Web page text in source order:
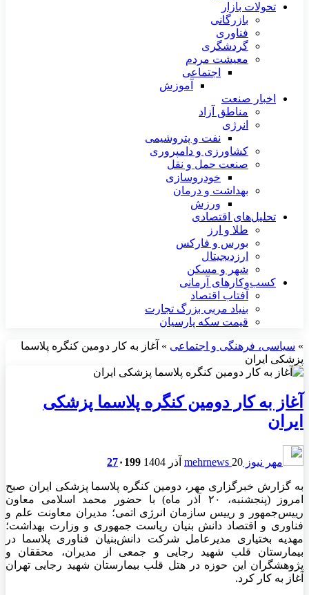
تحولات بازار
بازرگانی
فناوری
گردشگری
معیشت مردم
اجتماعی
آموزش
اخبار صنعت
مناطق آزاد
انرژی
نفت و پتروشیمی
کشاورزی و دامپروری
صنعت حمل و نقل
خودروسازی
بهداشت و درمان
ورزش
تحلیل‌های اقتصادی
طلا و ارز
بورس و فارکس
ارزدیجیتال
شهر و مسکن
کسب‌وکارهای آرمانی
آفتاب اقتصاد
بنیاد مربی بزرگ تجارت
قیمت سکه پارسیان
» سیاسی، فرهنگی و اجتماعی » آغاز به کار دومین کنگره پلاسما
پزشکی ایران
آغاز به کار دومین کنگره پلاسما پزشکی
ایران
مهر نیوز mehrnews 20 آذر 1404 27۰ 199
به گزارش خبرگزاری مهر، دومین کنگره پلاسما پزشکی ایران صبح
امروز (پنجشنبه، ۲۰ آذر ماه) با حضور محمد اسلامی معاون
رییس‌جمهور و رییس سازمان انرژی اتمی؛ مدیران معاونت علم و
فناوری و اقتصاد دانش بنیان ریاست جمهوری و وزارت بهداشت؛
مهدیه بختیاری مدیرعامل شرکت دانش‌بنیان فناوری پلاسما در
بیمارستان قلب شهید رجایی و جمعی از مدیران، محققان و
پژوهشگران این حوزه در هتل قلب بیمارستان شهید رجایی تهران
آغاز به کار کرد.